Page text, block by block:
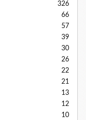
326
66
57
39
30
26
22
21
13
12
10